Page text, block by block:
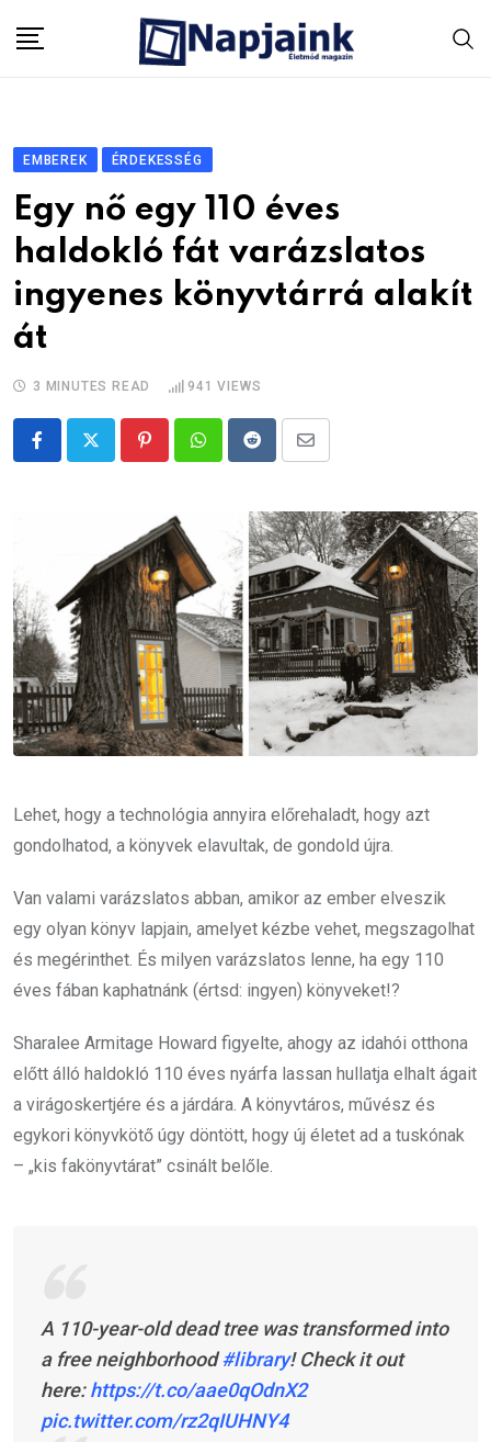
EMBEREK ÉRDEKESSÉG
Egy nő egy 110 éves
haldokló fát varázslatos
ingyenes könyvtárrá alakít
át
3 MINUTES READ 941 VIEWS
PinterestWhatsappRedditShare
Email
Lehet, hogy a technológia annyira előrehaladt, hogy azt
gondolhatod, a könyvek elavultak, de gondold újra.
Van valami varázslatos abban, amikor az ember elveszik
egy olyan könyv lapjain, amelyet kézbe vehet, megszagolhat
és megérinthet. És milyen varázslatos lenne, ha egy 110
éves fában kaphatnánk (értsd: ingyen) könyveket!?
Sharalee Armitage Howard figyelte, ahogy az idahói otthona
előtt álló haldokló 110 éves nyárfa lassan hullatja elhalt ágait
a virágoskertjére és a járdára. A könyvtáros, művész és
egykori könyvkötő úgy döntött, hogy új életet ad a tuskónak
– „kis fakönyvtárat” csinált belőle.
A 110-year-old dead tree was transformed into
a free neighborhood#library! Check it out
here:https://t.co/aae0qOdnX2
pic.twitter.com/rz2qIUHNY4